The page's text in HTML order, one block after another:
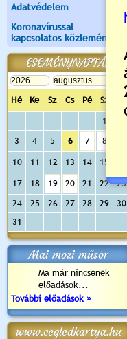
Adatvédelem
Koronavírussal
kapcsolatos közlemények
ESEMÉNYNAPTÁR
Hé Ke Sz Cs Pé Sz
Va
1
3
4 5 6 7 8
10 11 12 13 14 15
17 18 19 20 21 22
23
24
25 26 27 28 29
30
31
Mai mozi műsor
Ma már nincsenek
előadások...
További előadások »
www.cegledkartya.hu